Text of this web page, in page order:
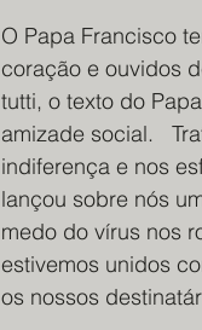
O Papa Francisco
coração e ouvidos
tutti, o texto do
amizade social.
indiferença e nos
lançou sobre nós
medo do vírus nos
estivemos unidos
os nossos